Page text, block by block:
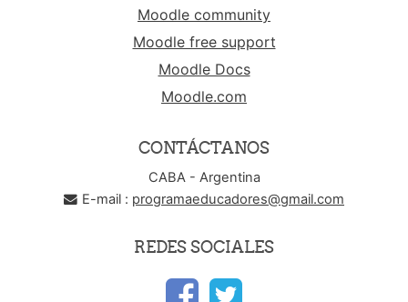
Moodle community
Moodle free support
Moodle Docs
Moodle.com
CONTÁCTANOS
CABA - Argentina
E-mail : programaeducadores@gmail.com
REDES SOCIALES